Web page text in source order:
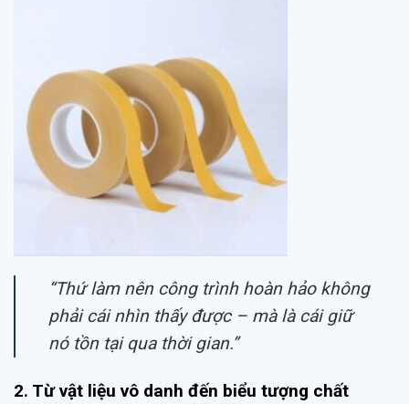
“Thứ làm nên công trình hoàn hảo không
phải cái nhìn thấy được – mà là cái giữ
nó tồn tại qua thời gian.”
2. Từ vật liệu vô danh đến biểu tượng chất